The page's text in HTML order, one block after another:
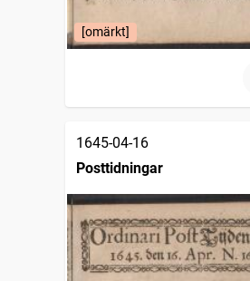
[omärkt]
1645-04-16
Posttidningar